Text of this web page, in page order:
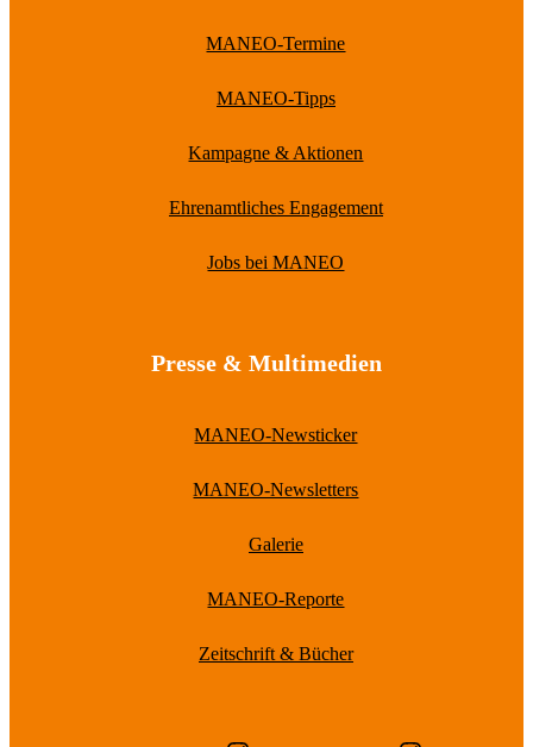
MANEO-Termine
MANEO-Tipps
Kampagne & Aktionen
Ehrenamtliches Engagement
Jobs bei MANEO
Presse & Multimedien
MANEO-Newsticker
MANEO-Newsletters
Galerie
MANEO-Reporte
Zeitschrift & Bücher